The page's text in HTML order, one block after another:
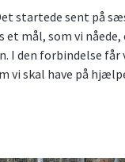
startede sent på
et mål, som vi
I den forbindelse
vi skal have på